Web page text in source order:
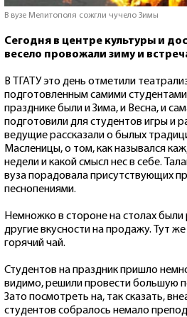
В вузе Мелитополя сожгли чучело Зимы
Сегодня в центре культуры и
весело провожали зиму и
В ТГАТУ это день отметили
подготовленным самими
празднике были и Зима, и Весна, и
подготовили для студентов игры и
ведущие рассказали о былых
Масленицы, о том, как назывался
недели и какой смысл нес в себе.
вуза порадовала присутствующих
песнопениями.
Немножко в стороне на столах
другие вкусности на продажу. Тут
горячий чай.
Студентов на праздник пришло
видимо, решили провести большую
Зато посмотреть на, так сказать,
студентов собралось немало